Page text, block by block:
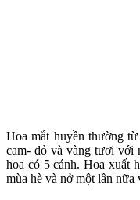
Hoa mắt huyền thường
cam- đỏ và vàng tươi với
hoa có 5 cánh. Hoa xuất
mùa hè và nở một lần nữa